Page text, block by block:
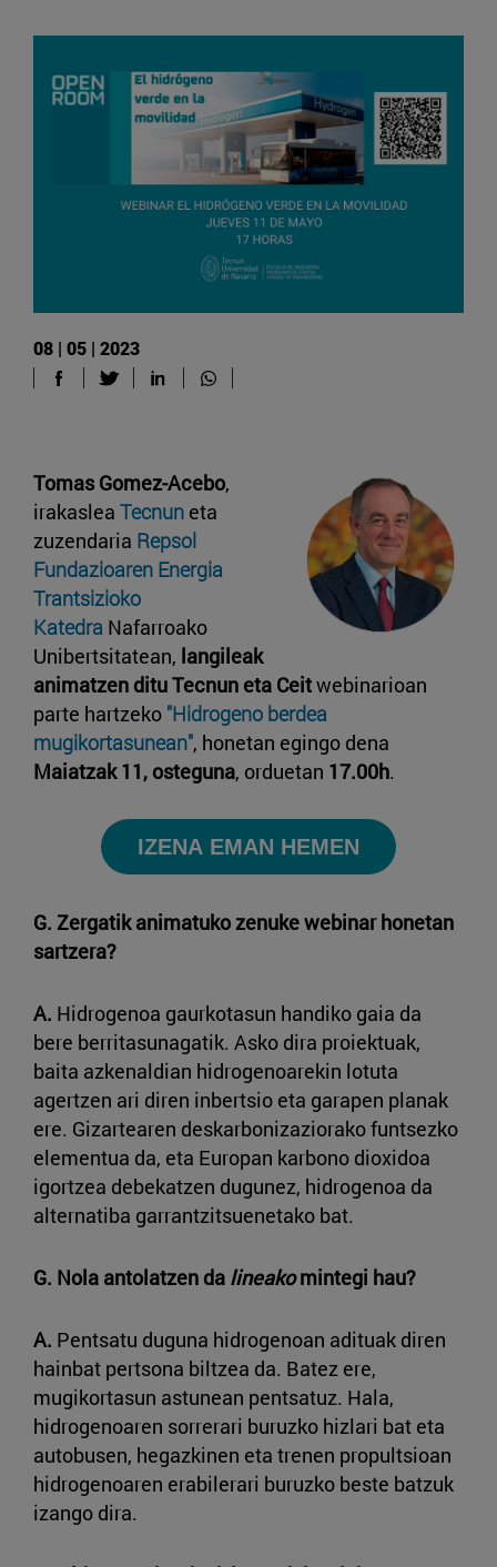
08 | 05 | 2023
Tomas Gomez-Acebo,
irakaslea Tecnun eta
zuzendaria Repsol
Fundazioaren Energia
Trantsizioko
Katedra Nafarroako
Unibertsitatean, langileak
animatzen ditu Tecnun eta Ceitwebinarioan
parte hartzeko "Hidrogeno berdea
mugikortasunean", honetan egingo dena
Maiatzak 11, osteguna, orduetan 17.00h.
IZENA EMAN HEMEN
G. Zergatik animatuko zenuke webinar honetan
sartzera?
A. Hidrogenoa gaurkotasun handiko gaia da
bere berritasunagatik. Asko dira proiektuak,
baita azkenaldian hidrogenoarekin lotuta
agertzen ari diren inbertsio eta garapen planak
ere. Gizartearen deskarbonizaziorako funtsezko
elementua da, eta Europan karbono dioxidoa
igortzea debekatzen dugunez, hidrogenoa da
alternatiba garrantzitsuenetako bat.
G. Nola antolatzen da lineakomintegi hau?
A. Pentsatu duguna hidrogenoan adituak diren
hainbat pertsona biltzea da. Batez ere,
mugikortasun astunean pentsatuz. Hala,
hidrogenoaren sorrerari buruzko hizlari bat eta
autobusen, hegazkinen eta trenen propultsioan
hidrogenoaren erabilerari buruzko beste batzuk
izango dira.